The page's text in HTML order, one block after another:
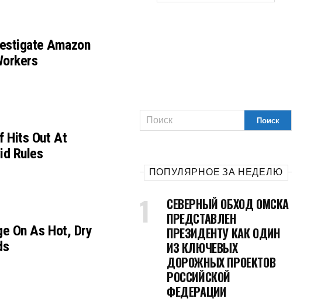
Amazon
Hits Out At
Rules
On As Hot, Dry
ПОПУЛЯРНОЕ ЗА НЕДЕЛЮ
СЕВЕРНЫЙ ОБХОД ОМСКА
ПРЕДСТАВЛЕН
ПРЕЗИДЕНТУ КАК ОДИН
ИЗ КЛЮЧЕВЫХ
ДОРОЖНЫХ ПРОЕКТОВ
РОССИЙСКОЙ
ФЕДЕРАЦИИ